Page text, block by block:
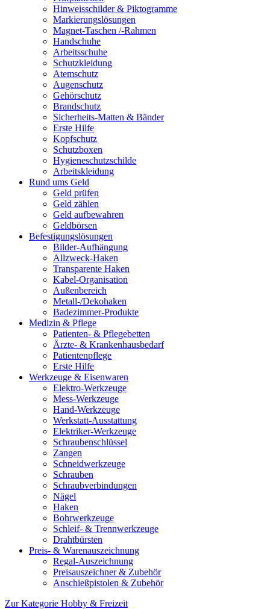
Hinweisschilder & Piktogramme
Markierungslösungen
Magnet-Taschen /-Rahmen
Handschuhe
Arbeitsschuhe
Schutzkleidung
Atemschutz
Augenschutz
Gehörschutz
Brandschutz
Sicherheits-Matten & Bänder
Erste Hilfe
Kopfschutz
Schutzboxen
Hygieneschutzschilde
Arbeitskleidung
Rund ums Geld
Geld prüfen
Geld zählen
Geld aufbewahren
Geldbörsen
Befestigungslösungen
Bilder-Aufhängung
Allzweck-Haken
Transparente Haken
Kabel-Organisation
Außenbereich
Metall-/Dekohaken
Badezimmer-Produkte
Medizin & Pflege
Patienten- & Pflegebetten
Ärzte- & Krankenhausbedarf
Patientenpflege
Erste Hilfe
Werkzeuge & Eisenwaren
Elektro-Werkzeuge
Mess-Werkzeuge
Hand-Werkzeuge
Werkstatt-Ausstattung
Elektriker-Werkzeuge
Schraubenschlüssel
Zangen
Schneidwerkzeuge
Schrauben
Schraubverbindungen
Nägel
Haken
Bohrwerkzeuge
Schleif- & Trennwerkzeuge
Drahtbürsten
Preis- & Warenauszeichnung
Regal-Auszeichnung
Preisauszeichner & Zubehör
Anschießpistolen & Zubehör
Zur Kategorie Hobby & Freizeit